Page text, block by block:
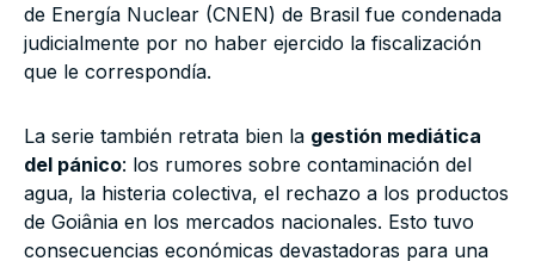
de Energía Nuclear (CNEN) de Brasil fue condenada
judicialmente por no haber ejercido la fiscalización
que le correspondía.
La serie también retrata bien la gestión mediática
del pánico: los rumores sobre contaminación del
agua, la histeria colectiva, el rechazo a los productos
de Goiânia en los mercados nacionales. Esto tuvo
consecuencias económicas devastadoras para una